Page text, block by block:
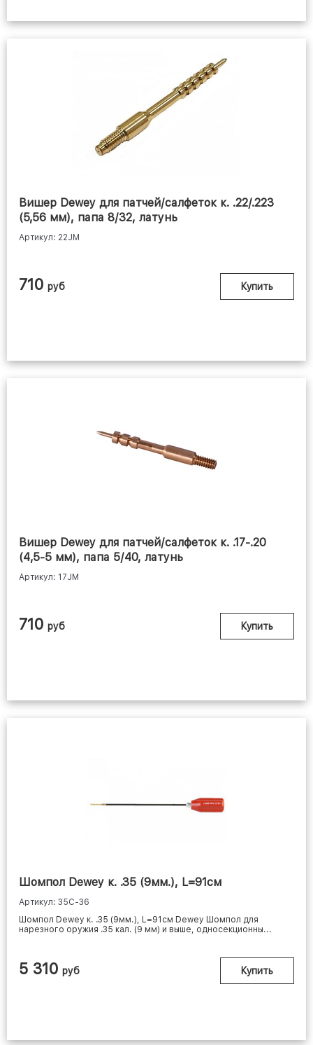
Вишер Dewey для патчей/салфеток к. .22/.223
(5,56 мм), папа 8/32, латунь
Артикул: 22JM
710 руб Купить
Вишер Dewey для патчей/салфеток к. .17-.20
(4,5-5 мм), папа 5/40, латунь
Артикул: 17JM
710 руб Купить
Шомпол Dewey к. .35 (9мм.), L=91см
Артикул: 35C-36
Шомпол Dewey к. .35 (9мм.), L=91см Dewey Шомпол для
нарезного оружия .35 кал. (9 мм) и выше, односекционны...
5 310 руб Купить